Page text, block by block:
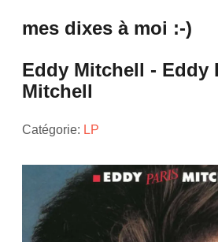
mes dixes à moi :-)
Eddy Mitchell - Eddy
Mitchell
Catégorie: LP